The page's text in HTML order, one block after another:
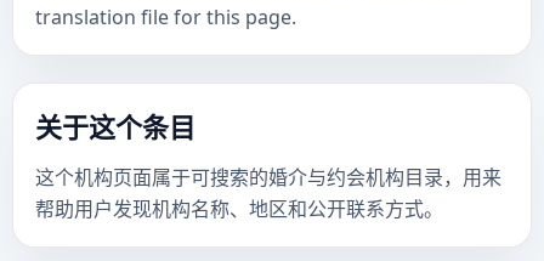
translation file for this page.
关于这个条目
这个机构页面属于可搜索的婚介与约会机构目录，用来
帮助用户发现机构名称、地区和公开联系方式。